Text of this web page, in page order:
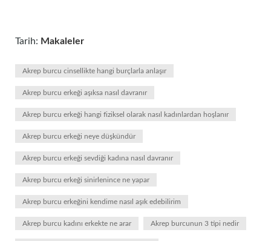
Tarih: Makaleler
Akrep burcu cinsellikte hangi burçlarla anlaşır
Akrep burcu erkeği aşıksa nasıl davranır
Akrep burcu erkeği hangi fiziksel olarak nasıl kadınlardan hoşlanır
Akrep burcu erkeği neye düşkündür
Akrep burcu erkeği sevdiği kadına nasıl davranır
Akrep burcu erkeği sinirlenince ne yapar
Akrep burcu erkeğini kendime nasıl aşık edebilirim
Akrep burcu kadını erkekte ne arar Akrep burcunun 3 tipi nedir